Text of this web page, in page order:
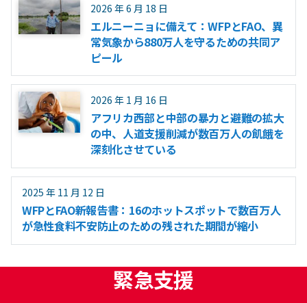
2026 年 6 月 18 日
エルニーニョに備えて：WFPとFAO、異
常気象から880万人を守るための共同ア
ピール
2026 年 1 月 16 日
アフリカ西部と中部の暴力と避難の拡大
の中、人道支援削減が数百万人の飢餓を
深刻化させている
2025 年 11 月 12 日
WFPとFAO新報告書：16のホットスポットで数百万人
が急性食料不安防止のための残された期間が縮小
緊急支援